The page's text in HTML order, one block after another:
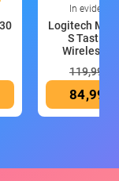
In evidenza
Logitech MX
S Tastiera
Wireless
119,99 €
84,99 €